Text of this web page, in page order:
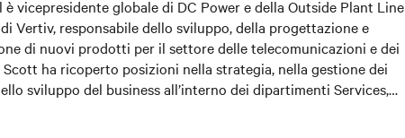
vicepresidente globale di DC Power e della Outside Plant Line
Vertiv, responsabile dello sviluppo, della progettazione e
di nuovi prodotti per il settore delle telecomunicazioni e dei
Scott ha ricoperto posizioni nella strategia, nella gestione dei
sviluppo del business all’interno dei dipartimenti Services,